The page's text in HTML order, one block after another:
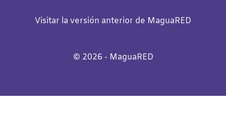
Visitar la versión anterior de MaguaRED
©️ 2026 - MaguaRED